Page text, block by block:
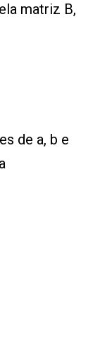
matriz B,
de a, b e